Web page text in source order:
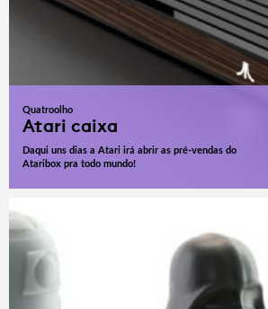
Quatroolho
Atari caixa
Daqui uns dias a Atari irá abrir as pré-vendas do
Ataribox pra todo mundo!